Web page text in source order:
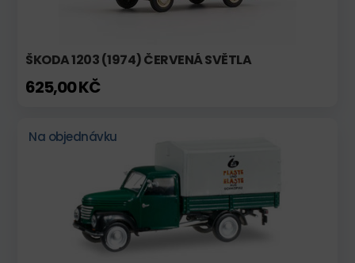
ŠKODA 1203 (1974) ČERVENÁ SVĚTLA
625,00 KČ
Na objednávku